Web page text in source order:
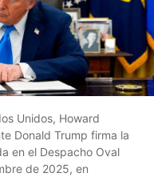
Unidos, Howard
Donald Trump firma la
en el Despacho Oval
de 2025, en